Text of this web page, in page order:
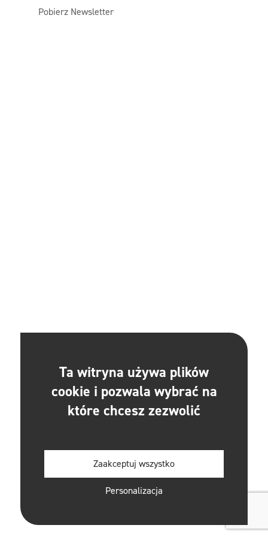
Pobierz Newsletter
Ta witryna używa plików
cookie i pozwala wybrać na
które chcesz zezwolić
Zaakceptuj wszystko
Personalizacja